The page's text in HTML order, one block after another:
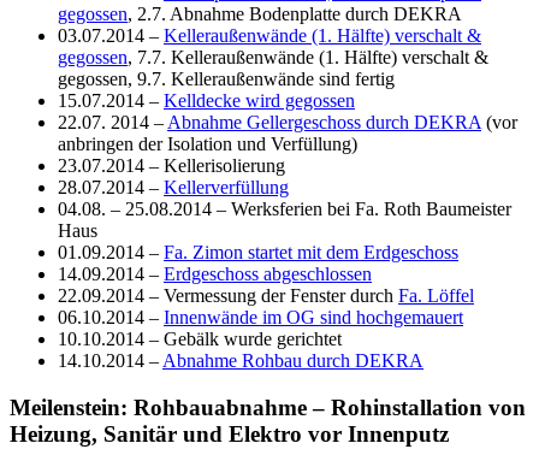
gegossen, 2.7. Abnahme Bodenplatte durch DEKRA
03.07.2014 – Kelleraußenwände (1. Hälfte) verschalt &
gegossen, 7.7. Kelleraußenwände (1. Hälfte) verschalt &
gegossen, 9.7. Kelleraußenwände sind fertig
15.07.2014 – Kelldecke wird gegossen
22.07. 2014 –Abnahme Gellergeschoss durch DEKRA(vor
anbringen der Isolation und Verfüllung)
23.07.2014 – Kellerisolierung
28.07.2014 – Kellerverfüllung
04.08. – 25.08.2014 – Werksferien bei Fa. Roth Baumeister
Haus
01.09.2014 – Fa. Zimon startet mit dem Erdgeschoss
14.09.2014 – Erdgeschoss abgeschlossen
22.09.2014 – Vermessung der Fenster durch Fa. Löffel
06.10.2014 – Innenwände im OG sind hochgemauert
10.10.2014 – Gebälk wurde gerichtet
14.10.2014 –Abnahme Rohbau durch DEKRA
Meilenstein: Rohbauabnahme – Rohinstallation von
Heizung, Sanitär und Elektro vor Innenputz